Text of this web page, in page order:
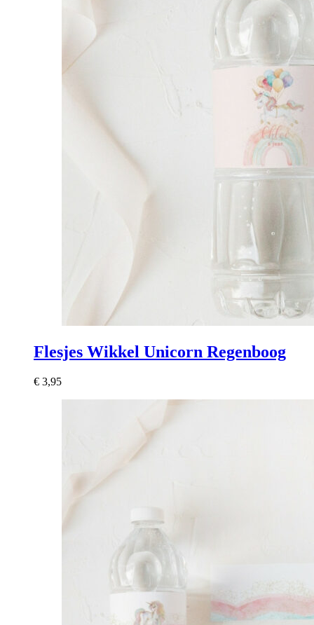
Flesjes Wikkel Unicorn Regenboog
€ 3,95